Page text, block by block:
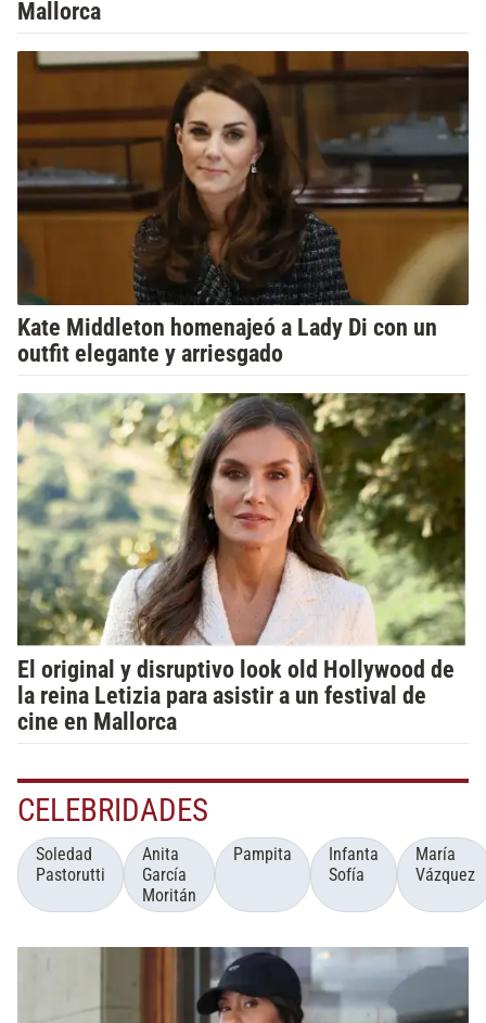
Mallorca
Kate Middleton homenajeó a Lady Di con un
outfit elegante y arriesgado
El original y disruptivo look old Hollywood de
la reina Letizia para asistir a un festival de
cine en Mallorca
CELEBRIDADES
Soledad
Pastorutti
Anita
García
Moritán
Pampita
Infanta
Sofía
María
Vázquez